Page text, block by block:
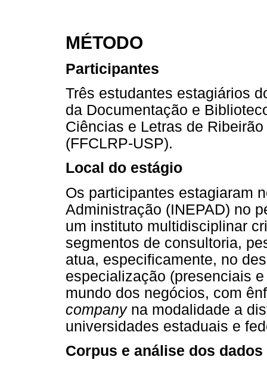
MÉTODO
Participantes
Três estudantes estagiários
da Documentação e
Ciências e Letras de
(FFCLRP-USP).
Local do estágio
Os participantes estagiaram
Administração (INEPAD) no
um instituto multidisciplinar
segmentos de consultoria,
atua, especificamente, no
especialização (presenciais
mundo dos negócios, com
company na modalidade a
universidades estaduais e
Corpus e análise dos dados